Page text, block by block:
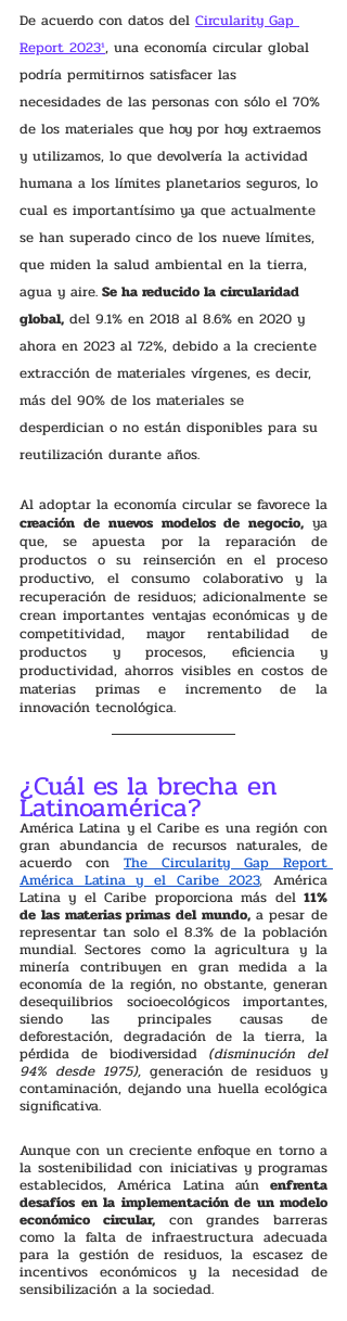
De acuerdo con datos del Circularity Gap
Report 2023¹, una economía circular global
podría permitirnos satisfacer las
necesidades de las personas con sólo el 70%
de los materiales que hoy por hoy extraemos
y utilizamos, lo que devolvería la actividad
humana a los límites planetarios seguros, lo
cual es importantísimo ya que actualmente
se han superado cinco de los nueve límites,
que miden la salud ambiental en la tierra,
agua y aire. Se ha reducido la circularidad
global, del 9.1% en 2018 al 8.6% en 2020 y
ahora en 2023 al 7.2%, debido a la creciente
extracción de materiales vírgenes, es decir,
más del 90% de los materiales se
desperdician o no están disponibles para su
reutilización durante años.
creación de nuevos modelos de negocio, ya
que, se apuesta por la reparación de
productos o su reinserción en el proceso
productivo, el consumo colaborativo y la
recuperación de residuos; adicionalmente se
crean importantes ventajas económicas y de
competitividad, mayor rentabilidad de
productos y procesos, eficiencia y
productividad, ahorros visibles en costos de
materias primas e incremento de la
innovación tecnológica.
¿Cuál es la brecha en
Latinoamérica?
América Latina y el Caribe es una región con
gran abundancia de recursos naturales, de
acuerdo con The Circularity Gap Report
América Latina y el Caribe 2023, América
Latina y el Caribe proporciona más del 11%
de las materias primas del mundo, a pesar de
representar tan solo el 8.3% de la población
mundial. Sectores como la agricultura y la
minería contribuyen en gran medida a la
economía de la región, no obstante, generan
desequilibrios socioecológicos importantes,
siendo las principales causas de
deforestación, degradación de la tierra, la
pérdida de biodiversidad (disminución del
94% desde 1975), generación de residuos y
contaminación, dejando una huella ecológica
significativa.
Aunque con un creciente enfoque en torno a
la sostenibilidad con iniciativas y programas
establecidos, América Latina aún enfrenta
desafíos en la implementación de un modelo
económico circular, con grandes barreras
como la falta de infraestructura adecuada
para la gestión de residuos, la escasez de
incentivos económicos y la necesidad de
sensibilización a la sociedad.